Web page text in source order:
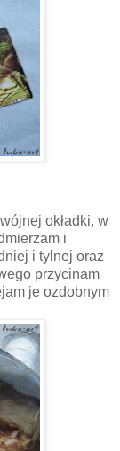
okładki, w
i
i tylnej oraz
przycinam
je ozdobnym